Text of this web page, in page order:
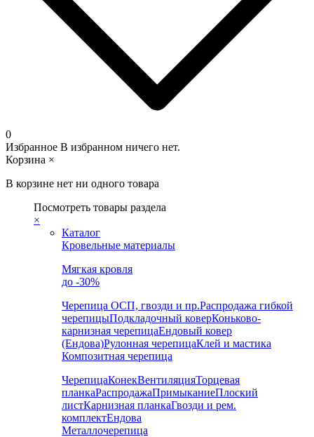
0
Избранное В избранном ничего нет.
Корзина ×
В корзине нет ни одного товара
Посмотреть товары раздела
×
Каталог
Кровельные материалы
Мягкая кровля
до -30%
Черепица ОСП, гвозди и пр.Распродажа гибкой
черепицыПодкладочный коверКоньково-
карнизная черепицаЕндовый ковер
(Ендова)Рулонная черепицаКлей и мастика
Композитная черепица
ЧерепицаКонекВентиляцияТорцевая
планкаРаспродажаПримыканиеПлоский
листКарнизная планкаГвозди и рем.
комплектЕндова
Металлочерепица